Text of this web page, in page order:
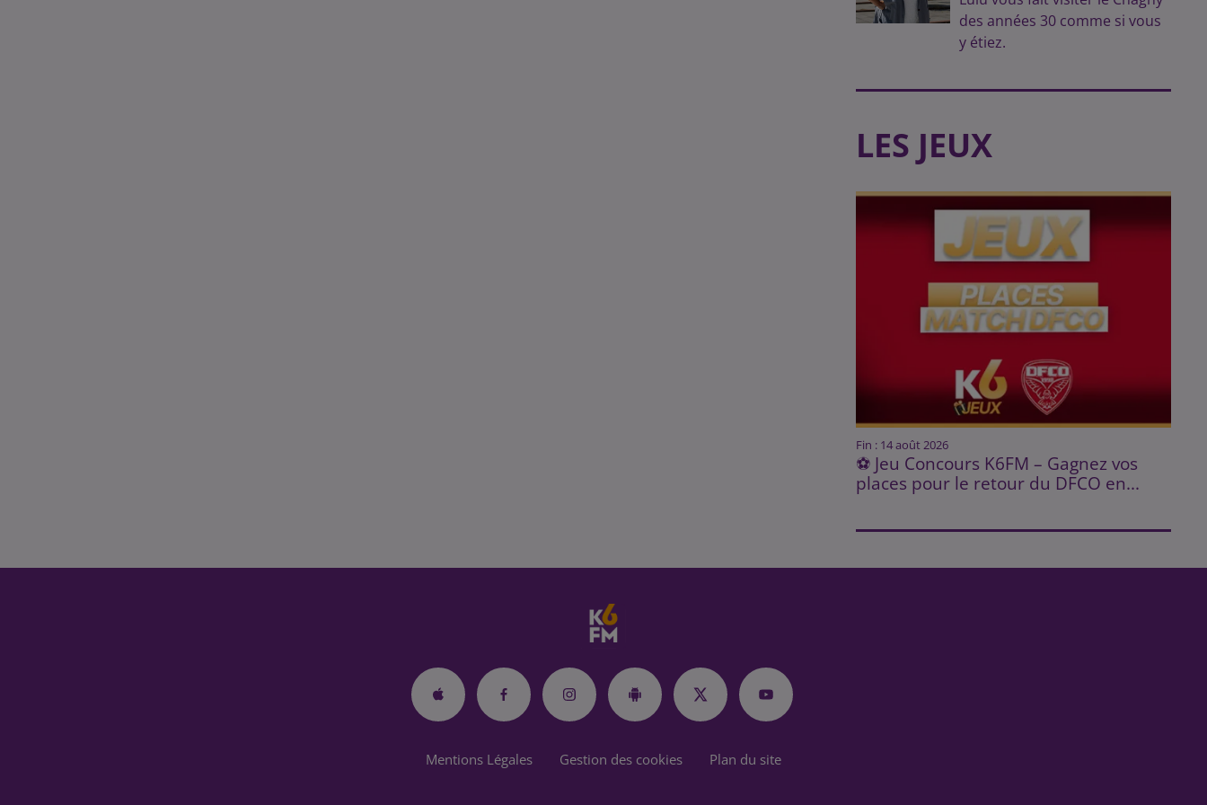
des années 30 comme si vous
y étiez.
LES JEUX
Fin : 14 août 2026
⚽ Jeu Concours K6FM – Gagnez vos
places pour le retour du DFCO en...
Mentions Légales Gestion des cookies Plan du site